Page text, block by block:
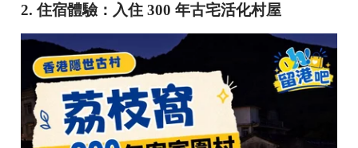
2. 住宿體驗：入住 300 年古宅活化村屋